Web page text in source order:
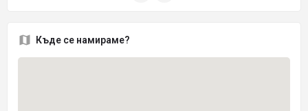
Къде се намираме?